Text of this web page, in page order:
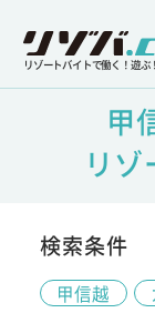
リゾートバイトで働く！遊ぶ
甲
リ
検索条件
甲信越